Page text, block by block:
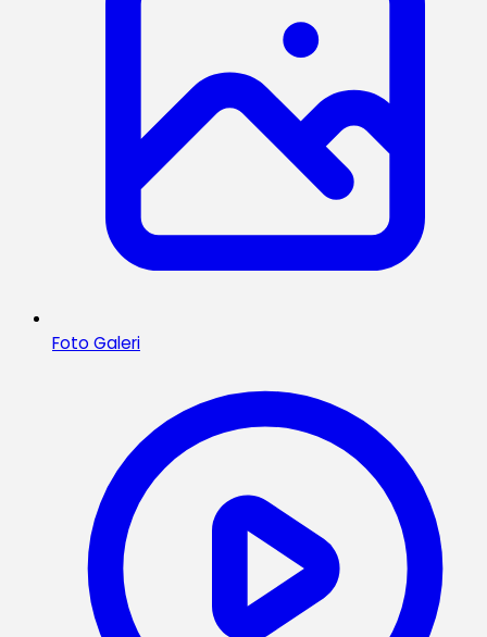
Foto Galeri